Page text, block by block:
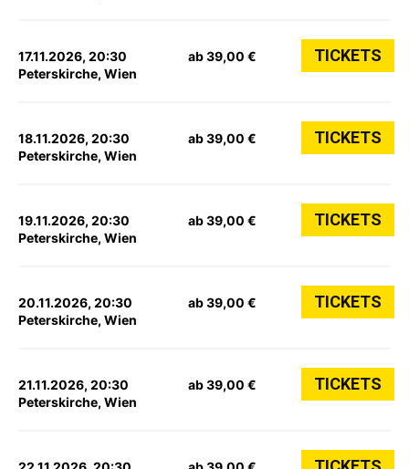
17.11.2026, 20:30
Peterskirche, Wien
ab 39,00 € TICKETS
18.11.2026, 20:30
Peterskirche, Wien
ab 39,00 € TICKETS
19.11.2026, 20:30
Peterskirche, Wien
ab 39,00 € TICKETS
20.11.2026, 20:30
Peterskirche, Wien
ab 39,00 € TICKETS
21.11.2026, 20:30
Peterskirche, Wien
ab 39,00 € TICKETS